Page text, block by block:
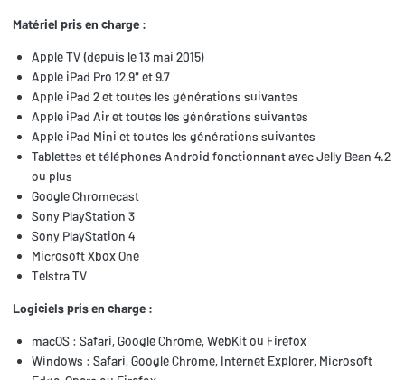
Matériel pris en charge :
Apple TV (depuis le 13 mai 2015)
Apple iPad Pro 12.9" et 9.7
Apple iPad 2 et toutes les générations suivantes
Apple iPad Air et toutes les générations suivantes
Apple iPad Mini et toutes les générations suivantes
Tablettes et téléphones Android fonctionnant avec Jelly Bean 4.2
ou plus
Google Chromecast
Sony PlayStation 3
Sony PlayStation 4
Microsoft Xbox One
Telstra TV
Logiciels pris en charge :
macOS : Safari, Google Chrome, WebKit ou Firefox
Windows : Safari, Google Chrome, Internet Explorer, Microsoft